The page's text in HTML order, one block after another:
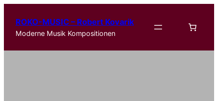
ROKO-MUSIC – Robert Kovarik
Moderne Musik Kompositionen